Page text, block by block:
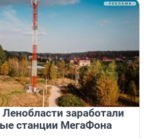
заработали
станции МегаФона